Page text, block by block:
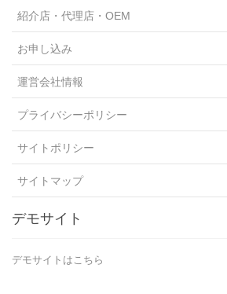
紹介店・代理店・OEM
お申し込み
運営会社情報
プライバシーポリシー
サイトポリシー
サイトマップ
デモサイト
デモサイトはこちら